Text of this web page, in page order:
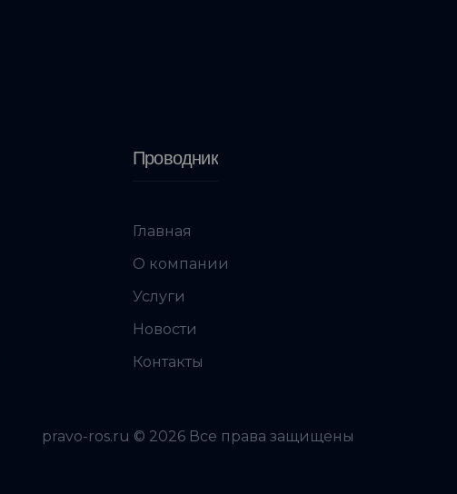
Проводник
Главная
О компании
Услуги
Новости
Контакты
pravo-ros.ru © 2026 Все права защищены